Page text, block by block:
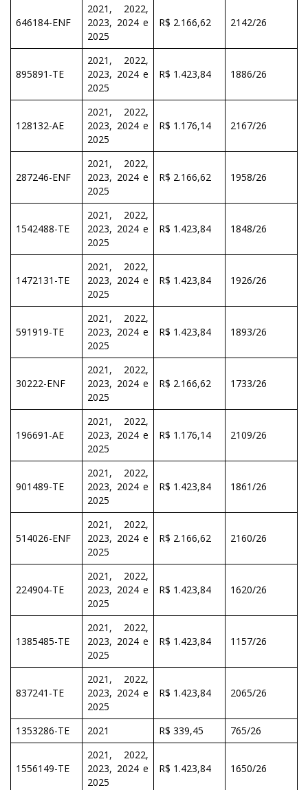
646184-ENF
2021, 2022,
2023, 2024 e
2025
R$ 2.166,62 2142/26
895891-TE
2021, 2022,
2023, 2024 e
2025
R$ 1.423,84 1886/26
128132-AE
2021, 2022,
2023, 2024 e
2025
R$ 1.176,14 2167/26
287246-ENF
2021, 2022,
2023, 2024 e
2025
R$ 2.166,62 1958/26
1542488-TE
2021, 2022,
2023, 2024 e
2025
R$ 1.423,84 1848/26
1472131-TE
2021, 2022,
2023, 2024 e
2025
R$ 1.423,84 1926/26
591919-TE
2021, 2022,
2023, 2024 e
2025
R$ 1.423,84 1893/26
30222-ENF
2021, 2022,
2023, 2024 e
2025
R$ 2.166,62 1733/26
196691-AE
2021, 2022,
2023, 2024 e
2025
R$ 1.176,14 2109/26
901489-TE
2021, 2022,
2023, 2024 e
2025
R$ 1.423,84 1861/26
514026-ENF
2021, 2022,
2023, 2024 e
2025
R$ 2.166,62 2160/26
224904-TE
2021, 2022,
2023, 2024 e
2025
R$ 1.423,84 1620/26
1385485-TE
2021, 2022,
2023, 2024 e
2025
R$ 1.423,84 1157/26
837241-TE
2021, 2022,
2023, 2024 e
2025
R$ 1.423,84 2065/26
1353286-TE 2021 R$ 339,45 765/26
1556149-TE
2021, 2022,
2023, 2024 e
2025
R$ 1.423,84 1650/26